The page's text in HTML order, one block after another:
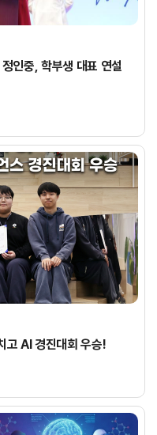
인중, 학부생 대표 연설
고 AI 경진대회 우승!